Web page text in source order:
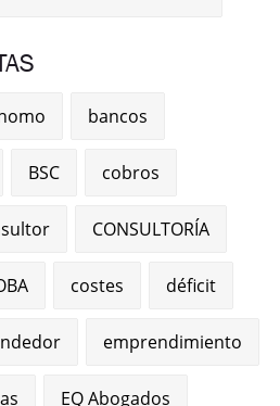
bancos
BSC cobros
CONSULTORÍA
costes déficit
emprendimiento
EQ Abogados